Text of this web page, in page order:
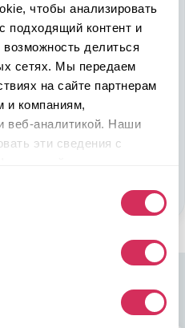
чтобы анализировать
подходящий контент и
делиться
сетях. Мы передаем
на сайте партнерам
и компаниям,
веб-аналитикой. Наши
эти сведения с
реальные выгоды.
на авторынке
возможностей
свой потенциал в
авто